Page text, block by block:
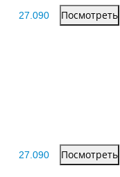
27.090 Посмотреть
27.090 Посмотреть